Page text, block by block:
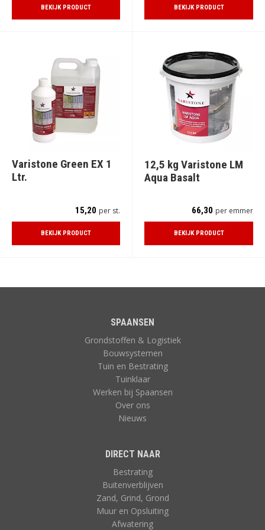
BEKIJK PRODUCT BEKIJK PRODUCT
Varistone Green EX 1
Ltr.
15,20 per st.
BEKIJK PRODUCT
12,5 kg Varistone LM
Aqua Basalt
66,30 per emmer
BEKIJK PRODUCT
SPAANSEN
Grondstoffen & Logistiek
Bouwsystemen
Tuin en Bestrating
Tuinklaar
Werken bij Spaansen
Over ons
Nieuws
DIRECT NAAR
Bestrating
Buitenverblijven
Zand, Grind, Grond
Muur en Opsluiting
Afwatering